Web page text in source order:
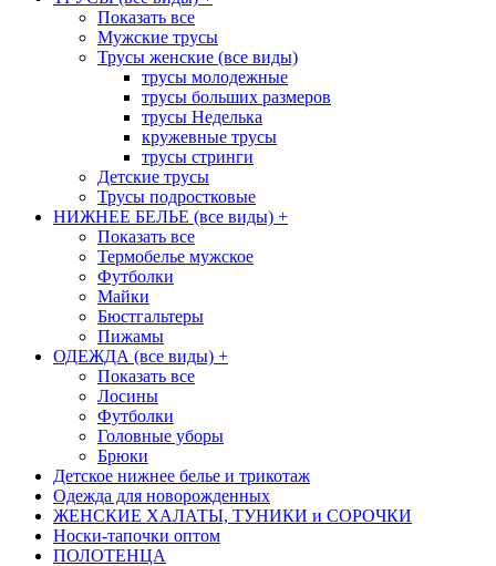
Показать все
Мужские трусы
Трусы женские (все виды)
трусы молодежные
трусы больших размеров
трусы Неделька
кружевные трусы
трусы стринги
Детские трусы
Трусы подростковые
НИЖНЕЕ БЕЛЬЕ (все виды) +
Показать все
Термобелье мужское
Футболки
Майки
Бюстгальтеры
Пижамы
ОДЕЖДА (все виды) +
Показать все
Лосины
Футболки
Головные уборы
Брюки
Детское нижнее белье и трикотаж
Одежда для новорожденных
ЖЕНСКИЕ ХАЛАТЫ, ТУНИКИ и СОРОЧКИ
Носки-тапочки оптом
ПОЛОТЕНЦА